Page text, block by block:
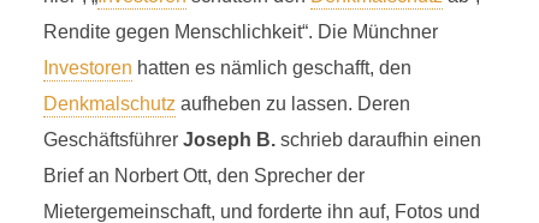
Rendite gegen Menschlichkeit“. Die Münchner
Investoren hatten es nämlich geschafft, den
Denkmalschutz aufheben zu lassen. Deren
Geschäftsführer Joseph B.schrieb daraufhin einen
Brief an Norbert Ott, den Sprecher der
Mietergemeinschaft, und forderte ihn auf, Fotos und